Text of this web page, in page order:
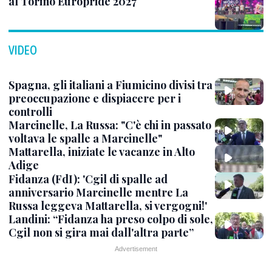
VIDEO
Spagna, gli italiani a Fiumicino divisi tra
preoccupazione e dispiacere per i
controlli
Marcinelle, La Russa: "C'è chi in passato
voltava le spalle a Marcinelle"
Mattarella, iniziate le vacanze in Alto
Adige
Fidanza (FdI): 'Cgil di spalle ad
anniversario Marcinelle mentre La
Russa leggeva Mattarella, si vergogni!'
Landini: “Fidanza ha preso colpo di sole,
Cgil non si gira mai dall'altra parte”